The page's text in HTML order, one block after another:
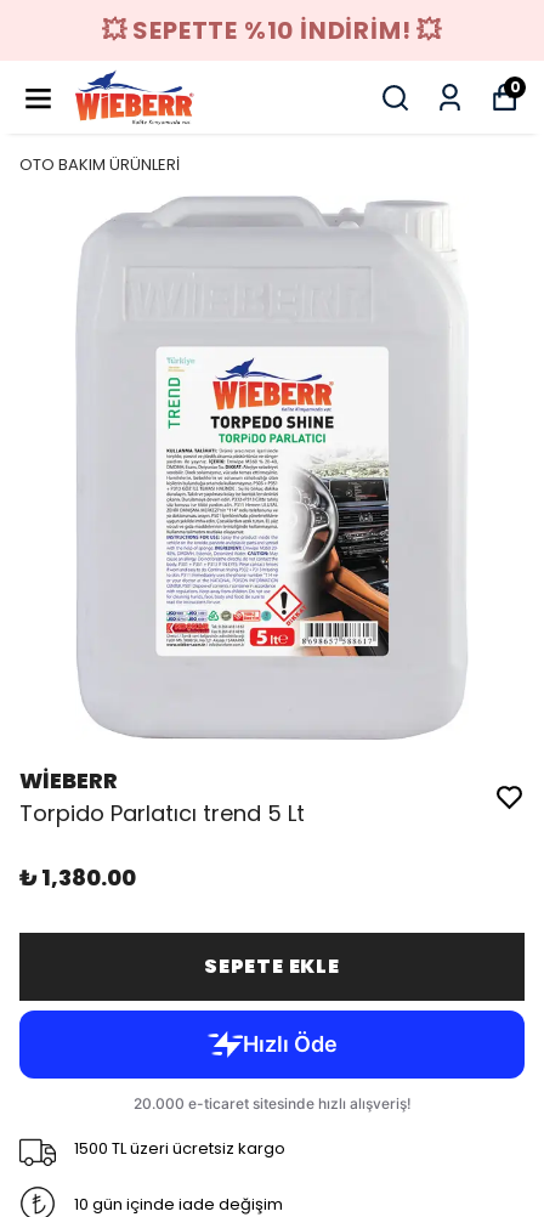
💥 SEPETTE %10 İNDİRİM! 💥
0
OTO BAKIM ÜRÜNLERİ
WİEBERR
Torpido Parlatıcı trend 5 Lt
₺ 1,380.00
SEPETE EKLE
1500 TL üzeri ücretsiz kargo
10 gün içinde iade değişim